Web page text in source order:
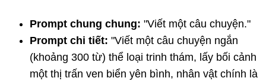
Prompt chung chung: "Viết một câu chuyện."
Prompt chi tiết: "Viết một câu chuyện ngắn
(khoảng 300 từ) thể loại trinh thám, lấy bối cảnh
một thị trấn ven biển yên bình, nhân vật chính là